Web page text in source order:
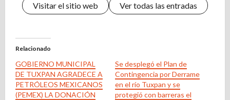
Visitar el sitio web Ver todas las entradas
Relacionado
GOBIERNO MUNICIPAL
DE TUXPAN AGRADECE A
PETRÓLEOS MEXICANOS
(PEMEX) LA DONACIÓN
Se desplegó el Plan de
Contingencia por Derrame
en el río Tuxpan y se
protegió con barreras el